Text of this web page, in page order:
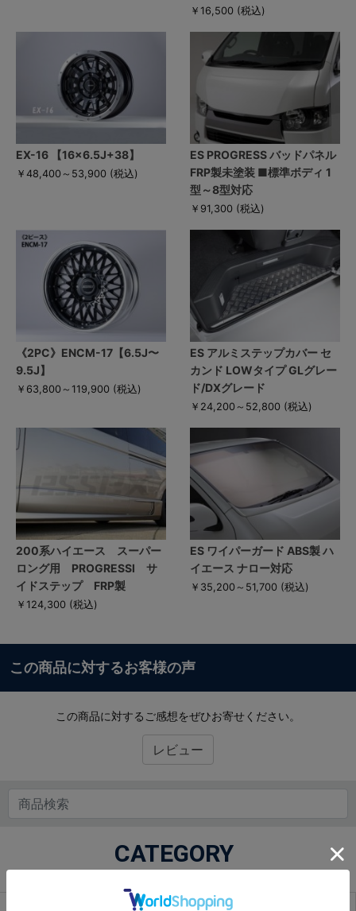
￥16,500 (税込)
EX-16 【16×6.5J+38】
￥48,400～53,900 (税込)
ES PROGRESS バッドパネル
FRP製未塗装 ■標準ボディ 1
型～8型対応
￥91,300 (税込)
《2PC》ENCM-17【6.5J〜
9.5J】
￥63,800～119,900 (税込)
ES アルミステップカバー セ
カンド LOWタイプ GLグレー
ド/DXグレード
￥24,200～52,800 (税込)
200系ハイエース スーパー
ロング用 PROGRESSI サ
イドステップ FRP製
￥124,300 (税込)
ES ワイパーガード ABS製 ハ
イエース ナロー対応
￥35,200～51,700 (税込)
この商品に対するお客様の声
この商品に対するご感想をぜひお寄せください。
レビュー
CATEGORY